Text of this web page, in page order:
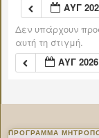
ΑΥΓ
Δεν υπάρχουν
αυτή τη στιγμή.
ΑΥΓ 2026
ΠΡΌΓΡΑΜΜΑ